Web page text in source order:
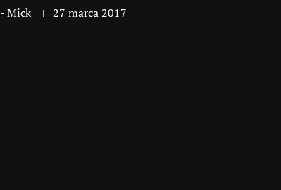
-Mick 27 marca 2017